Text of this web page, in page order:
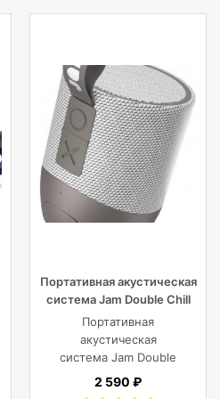
Портативная акустическая
система Jam Double Chill
Grey
Портативная
акустическая
система Jam Double
Chill Grey (серый)
2 590 ₽